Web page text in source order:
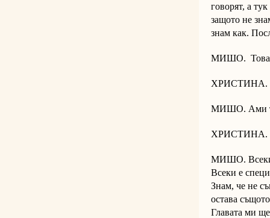
говорят, а
защото не
знам как.
МИШО. Това
ХРИСТИНА.
МИШО. Ами
ХРИСТИНА.
МИШО. Всеки
Всеки е
Знам, че не
остава
Главата ми